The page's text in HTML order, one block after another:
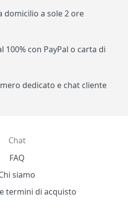
domicilio a sole 2 ore
100% con PayPal o carta di
dedicato e chat cliente
Chat
FAQ
siamo
termini di acquisto